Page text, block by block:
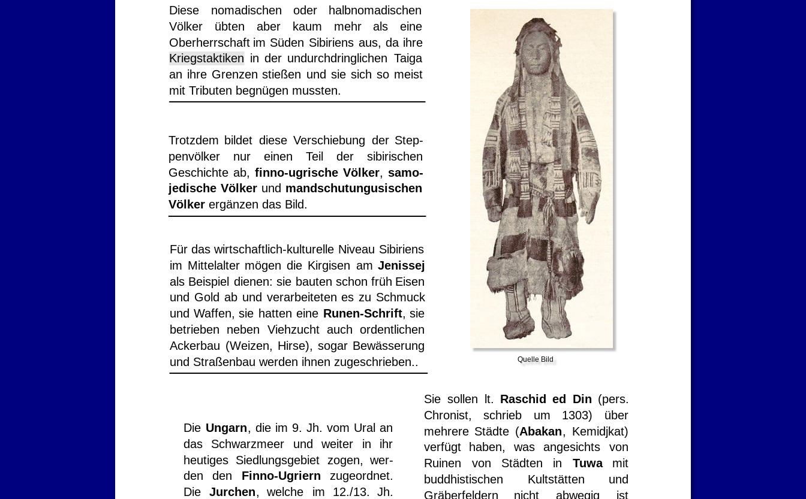
Diese nomadischen oder
halbnomadischen
Völker
übten aber kaum mehr als
eine
Oberherrschaft im Süden Sibiriens aus, da ihre
Kriegstaktiken in der undurchdringlichen Taiga
an ihre Grenzen stießen und sie sich so meist
mit Tributen begnügen mussten.
Trotzdem bildet diese Verschiebung der Step-
penvölker
nur einen Teil der
sibirischen
Geschichte ab, finno-ugrische Völker, samo-
jedische Völker und mandschutungusischen
Völker ergänzen das Bild.
Die Ungarn, die im 9. Jh. vom Ural an
das
Schwarzmeer und weiter in
ihr
heutiges Siedlungsgebiet zogen, wer-
den
den Finno-Ugriern
zugeordnet.
Die
Jurchen, welche im 12./13. Jh.
Für das wirtschaftlich-kulturelle Niveau Sibiriens
im Mittelalter mögen die Kirgisen am Jenissej
als Beispiel dienen: sie bauten schon früh Eisen
und Gold ab und verarbeiteten es zu Schmuck
und Waffen, sie hatten eine Runen-Schrift, sie
betrieben
neben Viehzucht auch ordentlichen
Ackerbau (Weizen, Hirse), sogar Bewässerung
und Straßenbau werden ihnen zugeschrieben..
Sie sollen lt. Raschid ed Din (pers.
Chronist,
schrieb um 1303)
über
mehrere Städte (Abakan, Kemidjkat)
verfügt
haben, was angesichts
von
Ruinen
von Städten in Tuwa
mit
buddhistischen
Kultstätten
und
Gräberfeldern
nicht abwegig ist
Quelle Bild